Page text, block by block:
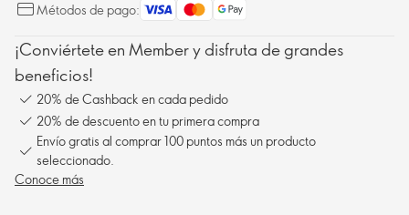
Métodos de pago:
¡Conviértete en Member y disfruta de grandes
beneficios!
20% de Cashback en cada pedido
20% de descuento en tu primera compra
Envío gratis al comprar 100 puntos más un producto
seleccionado.
Conoce más